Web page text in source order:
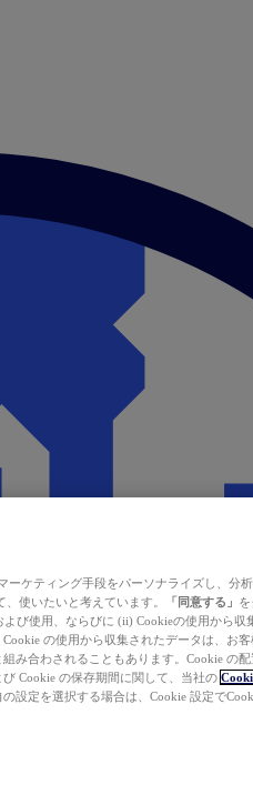
ーケティング手段をパーソナライズし、分
使いたいと考えています。
「同意する」 を
び使用、ならびに (ii) Cookieの使用から収
の使用から収集されたデータは、お客
み合わされることもあります。Cookie の配
Cookie の保存期間に関して、当社の
設定を選択する場合は、Cookie 設定で